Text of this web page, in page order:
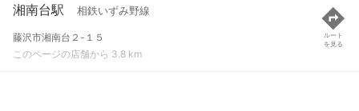
湘南台駅 相鉄いずみ野線
藤沢市湘南台２-１５
このページの店舗から 3.8 km
ルート
を見る